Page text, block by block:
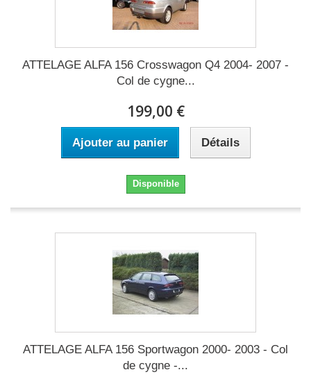
ATTELAGE ALFA 156 Crosswagon Q4 2004- 2007 -
Col de cygne...
199,00 €
Ajouter au panier Détails
Disponible
ATTELAGE ALFA 156 Sportwagon 2000- 2003 - Col
de cygne -...